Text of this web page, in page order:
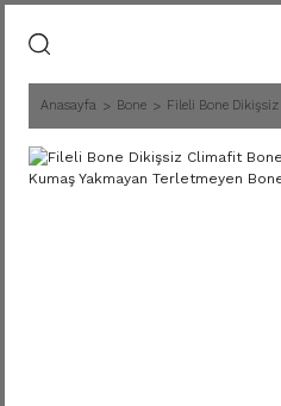
Anasayfa Bone Fileli Bone